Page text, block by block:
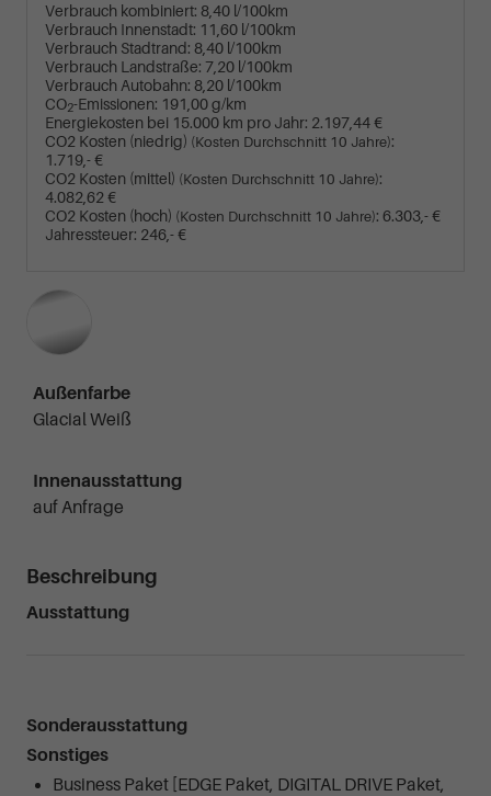
Verbrauch kombiniert: 8,40 l/100km
Verbrauch Innenstadt: 11,60 l/100km
Verbrauch Stadtrand: 8,40 l/100km
Verbrauch Landstraße: 7,20 l/100km
Verbrauch Autobahn: 8,20 l/100km
CO2-Emissionen: 191,00 g/km
Energiekosten bei 15.000 km pro Jahr: 2.197,44 €
CO2 Kosten (niedrig) (Kosten Durchschnitt 10 Jahre):
1.719,- €
CO2 Kosten (mittel) (Kosten Durchschnitt 10 Jahre):
4.082,62 €
CO2 Kosten (hoch) (Kosten Durchschnitt 10 Jahre): 6.303,- €
Jahressteuer: 246,- €
Außenfarbe
Glacial Weiß
Innenausstattung
auf Anfrage
Beschreibung
Ausstattung
Sonderausstattung
Sonstiges
Business Paket [EDGE Paket, DIGITAL DRIVE Paket,